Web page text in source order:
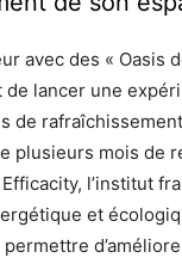
avec des « Oasis
de lancer une
de
plusieurs mois de
l’institut
et